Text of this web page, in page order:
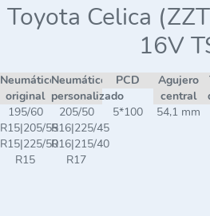
Toyota Celica
16V
Neumático
original
Neumático
personalizado
PCD
Agujero
central
195/60
R15|205/55
R15|225/50
R15
205/50
R16|225/45
R16|215/40
R17
5*100 54,1 mm